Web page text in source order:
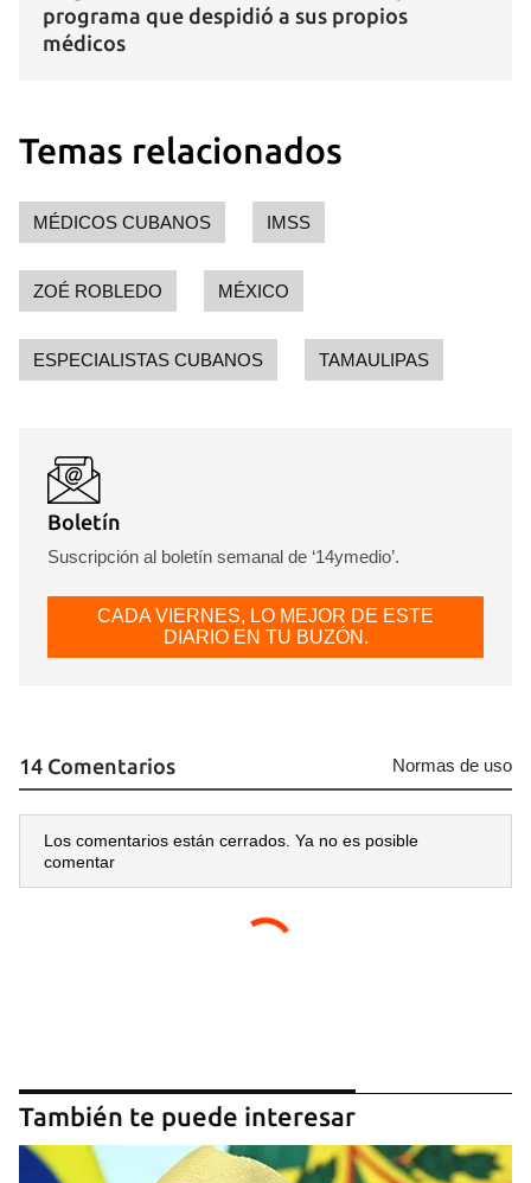
Para poder guardar como favorito, primero has de
iniciar sesión con tu cuenta de 14ymedio.
INICIAR SESIÓN
programa que despidió a sus propios
médicos
Temas relacionados
MÉDICOS CUBANOS IMSS
ZOÉ ROBLEDO MÉXICO
ESPECIALISTAS CUBANOS TAMAULIPAS
Boletín
Suscripción al boletín semanal de ‘14ymedio’.
CADA VIERNES, LO MEJOR DE ESTE
DIARIO EN TU BUZÓN.
14 Comentarios Normas de uso
Los comentarios están cerrados. Ya no es posible
comentar
También te puede interesar